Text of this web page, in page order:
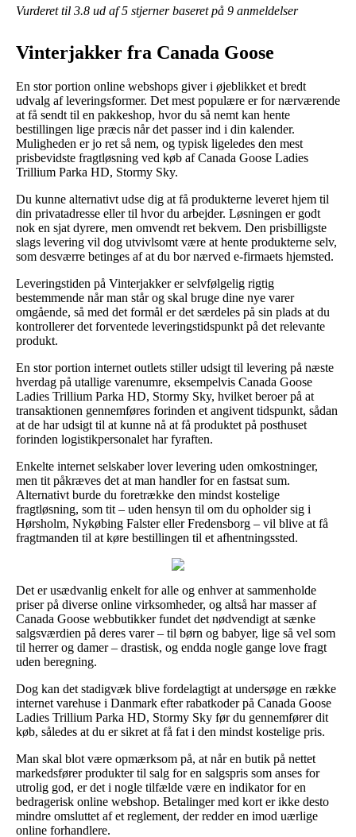
Vurderet til 3.8 ud af 5 stjerner baseret på 9 anmeldelser
Vinterjakker fra Canada Goose
En stor portion online webshops giver i øjeblikket et bredt
udvalg af leveringsformer. Det mest populære er for nærværende
at få sendt til en pakkeshop, hvor du så nemt kan hente
bestillingen lige præcis når det passer ind i din kalender.
Muligheden er jo ret så nem, og typisk ligeledes den mest
prisbevidste fragtløsning ved køb af Canada Goose Ladies
Trillium Parka HD, Stormy Sky.
Du kunne alternativt udse dig at få produkterne leveret hjem til
din privatadresse eller til hvor du arbejder. Løsningen er godt
nok en sjat dyrere, men omvendt ret bekvem. Den prisbilligste
slags levering vil dog utvivlsomt være at hente produkterne selv,
som desværre betinges af at du bor nærved e-firmaets hjemsted.
Leveringstiden på Vinterjakker er selvfølgelig rigtig
bestemmende når man står og skal bruge dine nye varer
omgående, så med det formål er det særdeles på sin plads at du
kontrollerer det forventede leveringstidspunkt på det relevante
produkt.
En stor portion internet outlets stiller udsigt til levering på næste
hverdag på utallige varenumre, eksempelvis Canada Goose
Ladies Trillium Parka HD, Stormy Sky, hvilket beroer på at
transaktionen gennemføres forinden et angivent tidspunkt, sådan
at de har udsigt til at kunne nå at få produktet på posthuset
forinden logistikpersonalet har fyraften.
Enkelte internet selskaber lover levering uden omkostninger,
men tit påkræves det at man handler for en fastsat sum.
Alternativt burde du foretrække den mindst kostelige
fragtløsning, som tit – uden hensyn til om du opholder sig i
Hørsholm, Nykøbing Falster eller Fredensborg – vil blive at få
fragtmanden til at køre bestillingen til et afhentningssted.
Det er usædvanlig enkelt for alle og enhver at sammenholde
priser på diverse online virksomheder, og altså har masser af
Canada Goose webbutikker fundet det nødvendigt at sænke
salgsværdien på deres varer – til børn og babyer, lige så vel som
til herrer og damer – drastisk, og endda nogle gange love fragt
uden beregning.
Dog kan det stadigvæk blive fordelagtigt at undersøge en række
internet varehuse i Danmark efter rabatkoder på Canada Goose
Ladies Trillium Parka HD, Stormy Sky før du gennemfører dit
køb, således at du er sikret at få fat i den mindst kostelige pris.
Man skal blot være opmærksom på, at når en butik på nettet
markedsfører produkter til salg for en salgspris som anses for
utrolig god, er det i nogle tilfælde være en indikator for en
bedragerisk online webshop. Betalinger med kort er ikke desto
mindre omsluttet af et reglement, der redder en imod uærlige
online forhandlere.